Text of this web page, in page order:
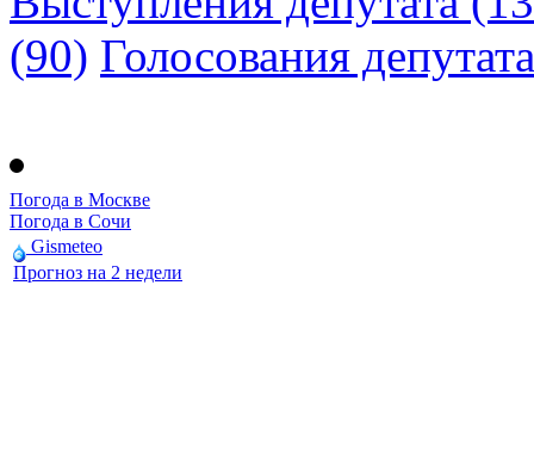
(90) Голосования депутата
Погода в Москве
Погода в Сочи
Gismeteo
Прогноз на 2 недели